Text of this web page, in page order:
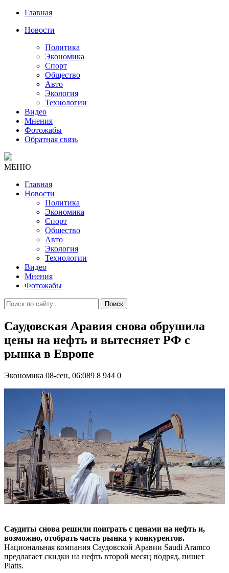
Главная
Новости
Политика
Экономика
Спорт
Общество
Авто
Экология
Технологии
Видео
Мнения
Фотожабы
Обратная связь
МЕНЮ
Главная
Новости
Политика
Экономика
Спорт
Общество
Авто
Экология
Технологии
Видео
Мнения
Фотожабы
Поиск
Саудовская Аравия снова обрушила
цены на нефть и вытесняет РФ с
рынка в Европе
Экономика 08-сен, 06:089 8 944 0
Cаудиты снова решили поиграть с ценами на нефть и,
возможно, отобрать часть рынка у конкурентов.
Национальная компания Саудовской Аравии Saudi Aramcо
предлагает скидки на нефть второй месяц подряд, пишет
Platts.